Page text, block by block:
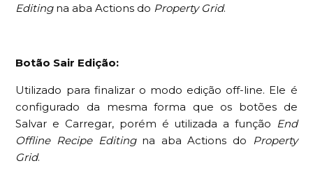
Editing na aba Actions do Property Grid.
Botão Sair Edição:
Utilizado para finalizar o modo edição off-line. Ele é
configurado da mesma forma que os botões de
Salvar e Carregar, porém é utilizada a função End
Offline Recipe Editing na aba Actions do Property
Grid.